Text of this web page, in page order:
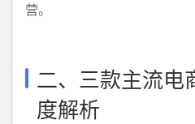
营。
二、三款主流电
度解析